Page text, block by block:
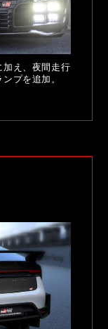
加え、夜間走行
プを追加。